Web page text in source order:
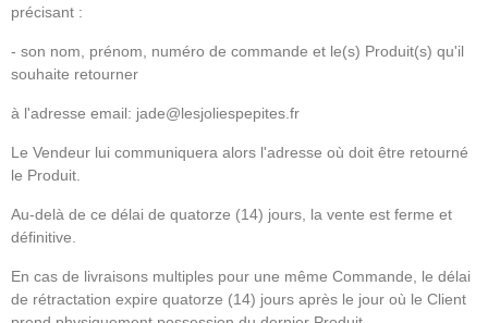
précisant :
- son nom, prénom, numéro de commande et le(s) Produit(s) qu'il
souhaite retourner
à l'adresse email: jade@lesjoliespepites.fr
Le Vendeur lui communiquera alors l'adresse où doit être retourné
le Produit.
Au-delà de ce délai de quatorze (14) jours, la vente est ferme et
définitive.
En cas de livraisons multiples pour une même Commande, le délai
de rétractation expire quatorze (14) jours après le jour où le Client